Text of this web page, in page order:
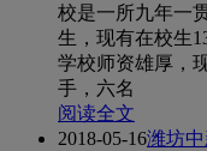
校是一所九年一
生，现有在校生
学校师资雄厚，
手，六名
阅读全文
2018-05-16潍坊